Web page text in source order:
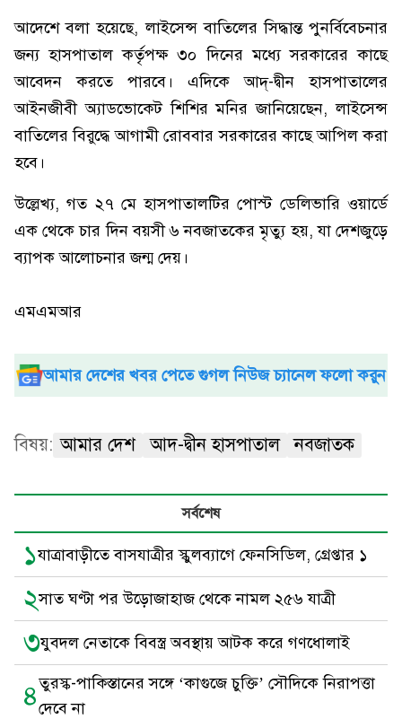
আদেশে বলা হয়েছে, লাইসেন্স বাতিলের সিদ্ধান্ত পুনর্বিবেচনার
জন্য হাসপাতাল কর্তৃপক্ষ ৩০ দিনের মধ্যে সরকারের কাছে
আবেদন করতে পারবে। এদিকে আদ্-দ্বীন হাসপাতালের
আইনজীবী অ্যাডভোকেট শিশির মনির জানিয়েছেন, লাইসেন্স
বাতিলের বিরুদ্ধে আগামী রোববার সরকারের কাছে আপিল করা
হবে।
উল্লেখ্য, গত ২৭ মে হাসপাতালটির পোস্ট ডেলিভারি ওয়ার্ডে
এক থেকে চার দিন বয়সী ৬ নবজাতকের মৃত্যু হয়, যা দেশজুড়ে
ব্যাপক আলোচনার জন্ম দেয়।
এমএমআর
আমার দেশের খবর পেতে গুগল নিউজ চ্যানেল ফলো করুন
বিষয়: আমার দেশ আদ-দ্বীন হাসপাতাল নবজাতক
সর্বশেষ
১যাত্রাবাড়ীতে বাসযাত্রীর স্কুলব্যাগে ফেনসিডিল, গ্রেপ্তার ১
২সাত ঘণ্টা পর উড়োজাহাজ থেকে নামল ২৫৬ যাত্রী
৩যুবদল নেতাকে বিবস্ত্র অবস্থায় আটক করে গণধোলাই
৪তুরস্ক-পাকিস্তানের সঙ্গে ‘কাগুজে চুক্তি’ সৌদিকে নিরাপত্তা
দেবে না